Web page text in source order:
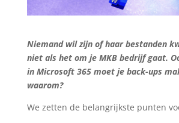
Niemand wil zijn of haar bestanden
niet als het om je MKB bedrijf gaat.
in Microsoft 365 moet je back-ups
waarom?
We zetten de belangrijkste punten